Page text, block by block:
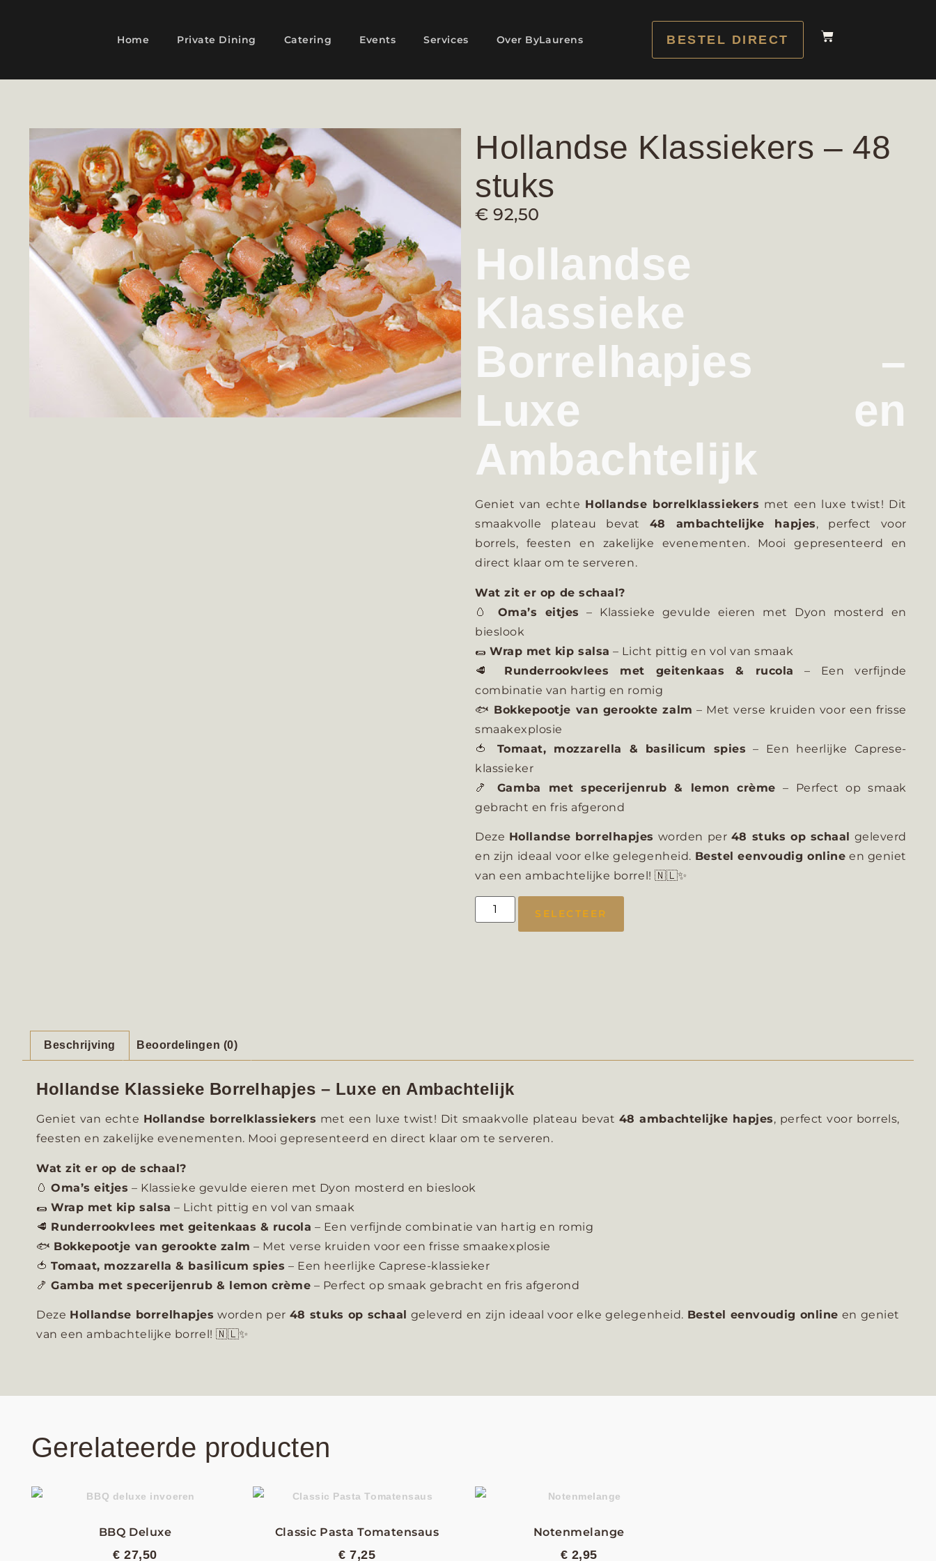
Home Private Dining Catering Events Services Over ByLaurens BESTEL DIRECT
Hollandse Klassiekers – 48
stuks
€ 92,50
Hollandse
Klassieke
Borrelhapjes –
Luxe en
Ambachtelijk
Geniet van echte Hollandse borrelklassiekers met een luxe twist! Dit
smaakvolle plateau bevat 48 ambachtelijke hapjes, perfect voor
borrels, feesten en zakelijke evenementen. Mooi gepresenteerd en
direct klaar om te serveren.
Wat zit er op de schaal?
🥚 Oma’s eitjes
– Klassieke gevulde eieren met Dyon mosterd en
bieslook
🌯Wrap met kip salsa – Licht pittig en vol van smaak
🥩 Runderrookvlees met geitenkaas & rucola
– Een verfijnde
combinatie van hartig en romig
🐟 Bokkepootje van gerookte zalm – Met verse kruiden voor een frisse
smaakexplosie
🍅 Tomaat, mozzarella & basilicum spies – Een heerlijke Caprese-
klassieker
🍤 Gamba met specerijenrub & lemon crème – Perfect op smaak
gebracht en fris afgerond
Deze Hollandse borrelhapjes worden per 48 stuks op schaal
geleverd
en zijn ideaal voor elke gelegenheid. Bestel eenvoudig online en geniet
van een ambachtelijke borrel! 🇳🇱✨
SELECTEER
Beschrijving Beoordelingen (0)
Hollandse Klassieke Borrelhapjes – Luxe en Ambachtelijk
Geniet van echte Hollandse borrelklassiekers met een luxe twist! Dit smaakvolle plateau bevat 48 ambachtelijke hapjes, perfect voor borrels,
feesten en zakelijke evenementen. Mooi gepresenteerd en direct klaar om te serveren.
Wat zit er op de schaal?
🥚Oma’s eitjes – Klassieke gevulde eieren met Dyon mosterd en bieslook
🌯Wrap met kip salsa – Licht pittig en vol van smaak
🥩 Runderrookvlees met geitenkaas & rucola – Een verfijnde combinatie van hartig en romig
🐟 Bokkepootje van gerookte zalm – Met verse kruiden voor een frisse smaakexplosie
🍅Tomaat, mozzarella & basilicum spies – Een heerlijke Caprese-klassieker
🍤Gamba met specerijenrub & lemon crème – Perfect op smaak gebracht en fris afgerond
Deze Hollandse borrelhapjes worden per 48 stuks op schaal geleverd en zijn ideaal voor elke gelegenheid. Bestel eenvoudig online en geniet
van een ambachtelijke borrel! 🇳🇱✨
Gerelateerde producten
BBQ Deluxe
€ 27,50
Classic Pasta Tomatensaus
€ 7,25
Notenmelange
€ 2,95